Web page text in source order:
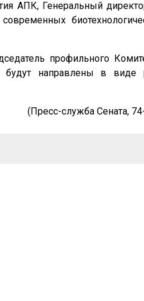
АПК, Генеральный
профильного
будут направлены в виде
( Пресс-служба Сената,